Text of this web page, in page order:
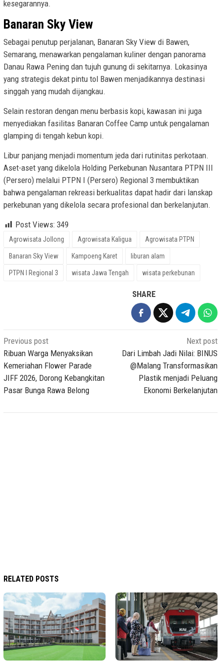
kesegarannya.
Banaran Sky View
Sebagai penutup perjalanan, Banaran Sky View di Bawen,
Semarang, menawarkan pengalaman kuliner dengan panorama
Danau Rawa Pening dan tujuh gunung di sekitarnya. Lokasinya
yang strategis dekat pintu tol Bawen menjadikannya destinasi
singgah yang mudah dijangkau.
Selain restoran dengan menu berbasis kopi, kawasan ini juga
menyediakan fasilitas Banaran Coffee Camp untuk pengalaman
glamping di tengah kebun kopi.
Libur panjang menjadi momentum jeda dari rutinitas perkotaan.
Aset-aset yang dikelola Holding Perkebunan Nusantara PTPN III
(Persero) melalui PTPN I (Persero) Regional 3 membuktikan
bahwa pengalaman rekreasi berkualitas dapat hadir dari lanskap
perkebunan yang dikelola secara profesional dan berkelanjutan.
Post Views: 349
Agrowisata Jollong Agrowisata Kaligua Agrowisata PTPN
Banaran Sky View Kampoeng Karet liburan alam
PTPN I Regional 3 wisata Jawa Tengah wisata perkebunan
SHARE
Post
navigation
Previous post
Ribuan Warga Menyaksikan
Kemeriahan Flower Parade
JIFF 2026, Dorong Kebangkitan
Pasar Bunga Rawa Belong
Next post
Dari Limbah Jadi Nilai: BINUS
@Malang Transformasikan
Plastik menjadi Peluang
Ekonomi Berkelanjutan
RELATED POSTS